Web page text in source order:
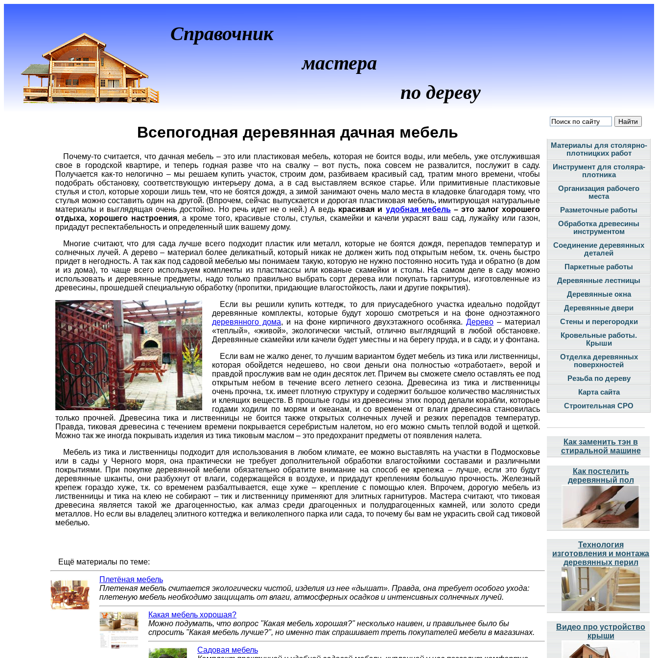
Справочник
мастера
по дереву
Всепогодная деревянная дачная мебель
Почему-то считается, что дачная мебель – это или пластиковая мебель, которая не боится воды, или мебель, уже отслужившая
свое в городской квартире, и теперь годная разве что на свалку – вот пусть, пока совсем не развалится, послужит в саду.
Получается как-то нелогично – мы решаем купить участок, строим дом, разбиваем красивый сад, тратим много времени, чтобы
подобрать обстановку, соответствующую интерьеру дома, а в сад выставляем всякое старье. Или примитивные пластиковые
стулья и стол, которые хороши лишь тем, что не боятся дождя, а зимой занимают очень мало места в кладовке благодаря тому, что
стулья можно составить один на другой. (Впрочем, сейчас выпускается и дорогая пластиковая мебель, имитирующая натуральные
материалы и выглядящая очень достойно. Но речь идет не о ней.) А ведь красивая и удобная мебель– это залог хорошего
отдыха, хорошего настроения, а кроме того, красивые столы, стулья, скамейки и качели украсят ваш сад, лужайку или газон,
придадут респектабельность и определенный шик вашему дому.
Многие считают, что для сада лучше всего подходит пластик или металл, которые не боятся дождя, перепадов температур и
солнечных лучей. А дерево – материал более деликатный, который никак не должен жить под открытым небом, т.к. очень быстро
придет в негодность. А так как под садовой мебелью мы понимаем такую, которую не нужно постоянно носить туда и обратно (в дом
и из дома), то чаще всего используем комплекты из пластмассы или кованые скамейки и столы. На самом деле в саду можно
использовать и деревянные предметы, надо только правильно выбрать сорт дерева или покупать гарнитуры, изготовленные из
древесины, прошедшей специальную обработку (пропитки, придающие влагостойкость, лаки и другие покрытия).
Если вы решили купить коттедж, то для приусадебного участка идеально подойдут
деревянные комплекты, которые будут хорошо смотреться и на фоне одноэтажного
деревянного дома, и на фоне кирпичного двухэтажного особняка.Дерево – материал
«теплый», «живой», экологически чистый, отлично выглядящий в любой обстановке.
Деревянные скамейки или качели будет уместны и на берегу пруда, и в саду, и у фонтана.
Если вам не жалко денег, то лучшим вариантом будет мебель из тика или лиственницы,
которая обойдется недешево, но свои деньги она полностью «отработает», верой и
правдой прослужив вам не один десяток лет. Причем вы сможете смело оставлять ее под
открытым небом в течение всего летнего сезона. Древесина из тика и лиственницы
очень прочна, т.к. имеет плотную структуру и содержит большое количество маслянистых
и клеящих веществ. В прошлые годы из древесины этих пород делали корабли, которые
годами ходили по морям и океанам, и со временем от влаги древесина становилась
только прочней. Древесина тика и лиственницы не боится также открытых солнечных лучей и резких перепадов температур.
Правда, тиковая древесина с течением времени покрывается серебристым налетом, но его можно смыть теплой водой и щеткой.
Можно так же иногда покрывать изделия из тика тиковым маслом – это предохранит предметы от появления налета.
Мебель из тика и лиственницы подходит для использования в любом климате, ее можно выставлять на участки в Подмосковье
или в сады у Черного моря, она практически не требует дополнительной обработки влагостойкими составами и различными
покрытиями. При покупке деревянной мебели обязательно обратите внимание на способ ее крепежа – лучше, если это будут
деревянные шканты, они разбухнут от влаги, содержащейся в воздухе, и придадут креплениям большую прочность. Железный
крепеж гораздо хуже, т.к. со временем разбалтывается, еще хуже – крепление с помощью клея. Впрочем, дорогую мебель из
лиственницы и тика на клею не собирают – тик и лиственницу применяют для элитных гарнитуров. Мастера считают, что тиковая
древесина является такой же драгоценностью, как алмаз среди драгоценных и полудрагоценных камней, или золото среди
металлов. Но если вы владелец элитного коттеджа и великолепного парка или сада, то почему бы вам не украсить свой сад тиковой
мебелью.
Ещё материалы по теме:
Плетёная мебель
Плетеная мебель считается экологически чистой, изделия из нее «дышат». Правда, она требует особого ухода:
плетеную мебель необходимо защищать от влаги, атмосферных осадков и интенсивных солнечных лучей.
Какая мебель хорошая?
Можно подумать, что вопрос "Какая мебель хорошая?" несколько наивен, и правильнее было бы
спросить "Какая мебель лучше?", но именно так спрашивает треть покупателей мебели в магазинах.
Садовая мебель
Материалы для столярно-
плотницких работ
Инструмент для столяра-
плотника
Организация рабочего
места
Разметочные работы
Обработка древесины
инструментом
Соединение деревянных
деталей
Паркетные работы
Деревянные лестницы
Деревянные окна
Деревянные двери
Стены и перегородки
Кровельные работы.
Крыши
Отделка деревянных
поверхностей
Резьба по дереву
Карта сайта
Строительная СРО
Как заменить тэн в
стиральной машине
Как постелить
деревянный пол
Технология
изготовления и монтажа
деревянных перил
Видео про устройство
крыши